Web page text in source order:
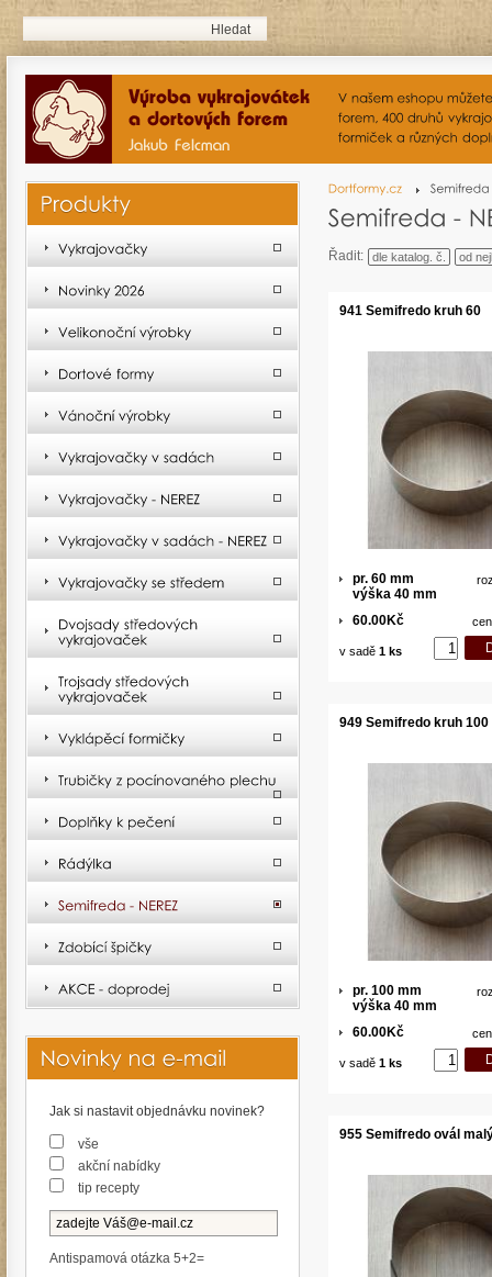
Řadit: dle katalog. č. od
941 Semifredo kruh 60
pr. 60 mm
výška 40 mm
60.00Kč
v sadě 1 ks
949 Semifredo kruh 100
pr. 100 mm
výška 40 mm
60.00Kč
v sadě 1 ks
955 Semifredo ovál
Jak si nastavit objednávku novinek?
vše
akční nabídky
tip recepty
Antispamová otázka 5+2=